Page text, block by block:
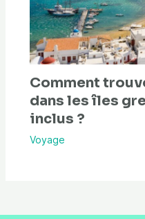
Comment
dans les îles
inclus ?
Voyage